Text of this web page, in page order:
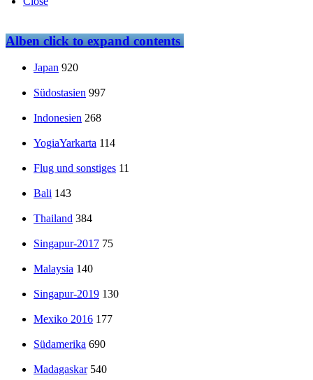
Albenclick to expand contents
Japan 920
Südostasien 997
Indonesien 268
YogiaYarkarta 114
Flug und sonstiges 11
Bali 143
Thailand 384
Singapur-2017 75
Malaysia 140
Singapur-2019 130
Mexiko 2016 177
Südamerika 690
Madagaskar 540